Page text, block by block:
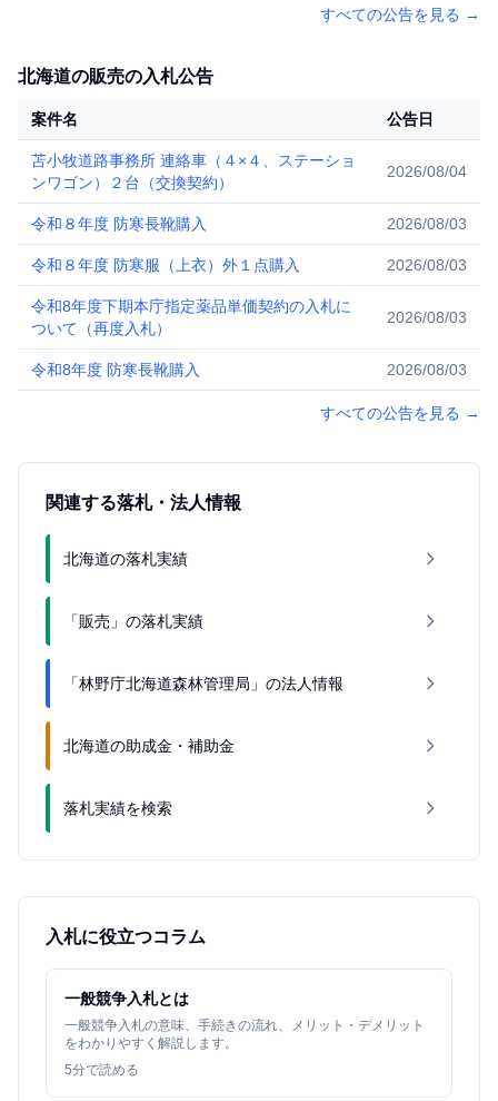
すべての公告を見る →
北海道の販売の入札公告
案件名 公告日
苫小牧道路事務所 連絡車（４×４、ステーショ
ンワゴン）２台（交換契約）
2026/08/04
令和８年度 防寒長靴購入 2026/08/03
令和８年度 防寒服（上衣）外１点購入 2026/08/03
令和8年度下期本庁指定薬品単価契約の入札に
ついて（再度入札）
2026/08/03
令和8年度 防寒長靴購入 2026/08/03
すべての公告を見る →
関連する落札・法人情報
北海道の落札実績
「販売」の落札実績
「林野庁北海道森林管理局」の法人情報
北海道の助成金・補助金
落札実績を検索
入札に役立つコラム
一般競争入札とは
一般競争入札の意味、手続きの流れ、メリット・デメリット
をわかりやすく解説します。
5分で読める